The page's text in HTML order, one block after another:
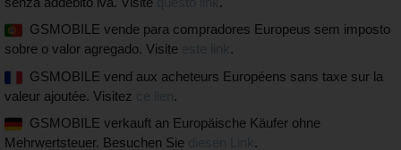
GSMOBILE vende para compradores Europeus sem imposto
sobre o valor agregado. Visite
.
GSMOBILE vend aux acheteurs Européens sans taxe sur la
valeur ajoutée. Visitez
.
GSMOBILE verkauft an Europäische Käufer ohne
Mehrwertsteuer. Besuchen Sie
.